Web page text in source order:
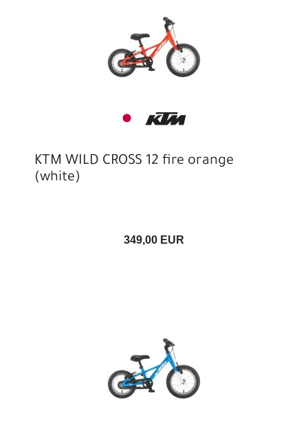
KTM WILD CROSS 12 fire orange
(white)
349,00 EUR